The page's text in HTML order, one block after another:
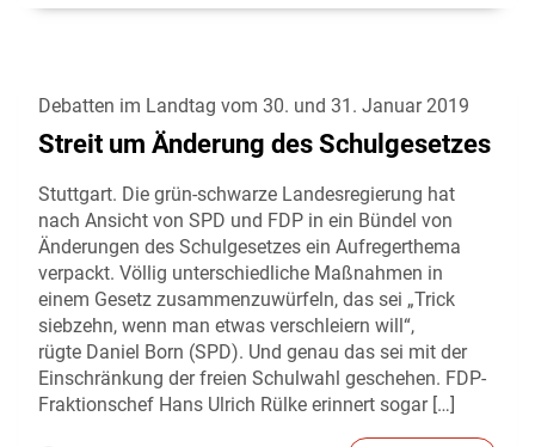
Debatten im Landtag vom 30. und 31. Januar 2019
Streit um Änderung des Schulgesetzes
Stuttgart. Die grün-schwarze Landesregierung hat
nach Ansicht von SPD und FDP in ein Bündel von
Änderungen des Schulgesetzes ein Aufregerthema
verpackt. Völlig unterschiedliche Maßnahmen in
einem Gesetz zusammenzuwürfeln, das sei „Trick
siebzehn, wenn man etwas verschleiern will“,
rügte Daniel Born (SPD). Und genau das sei mit der
Einschränkung der freien Schulwahl geschehen. FDP-
Fraktionschef Hans Ulrich Rülke erinnert sogar […]